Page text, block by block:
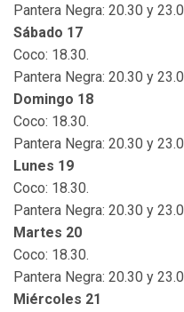
Pantera Negra: 20.30 y
Sábado 17
Coco: 18.30.
Pantera Negra: 20.30 y
Domingo 18
Coco: 18.30.
Pantera Negra: 20.30 y
Lunes 19
Coco: 18.30.
Pantera Negra: 20.30 y
Martes 20
Coco: 18.30.
Pantera Negra: 20.30 y
Miércoles 21